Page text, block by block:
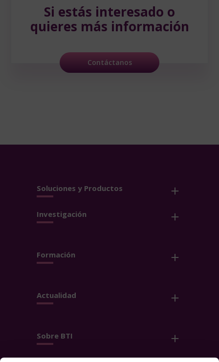
Si estás interesado o
quieres más información
Contáctanos
Soluciones y Productos
Investigación
Formación
Actualidad
Sobre BTI